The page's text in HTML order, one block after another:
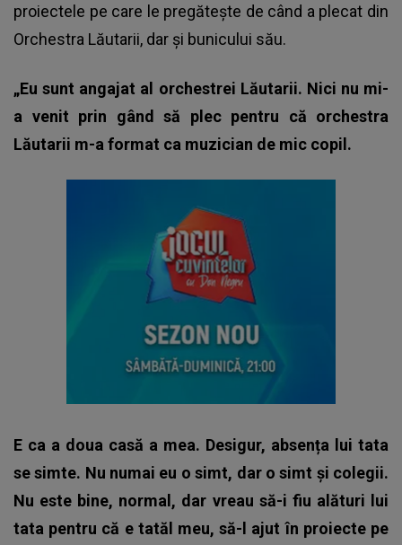
proiectele pe care le pregătește de când a plecat din
Orchestra Lăutarii, dar și bunicului său.
„Eu sunt angajat al orchestrei Lăutarii. Nici nu mi-
a venit prin gând să plec pentru că orchestra
Lăutarii m-a format ca muzician de mic copil.
E ca a doua casă a mea. Desigur, absența lui tata
se simte. Nu numai eu o simt, dar o simt și colegii.
Nu este bine, normal, dar vreau să-i fiu alături lui
tata pentru că e tatăl meu, să-l ajut în proiecte pe